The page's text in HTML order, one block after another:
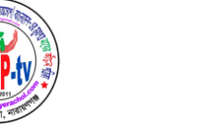
Media Group LLC and
Forum Sign
MoU to Strengthen Global
Cooperation/ आईसीजे
ग्रुप एलएलसी और सार्क
को मजबूत करने के लिए
करते हैं